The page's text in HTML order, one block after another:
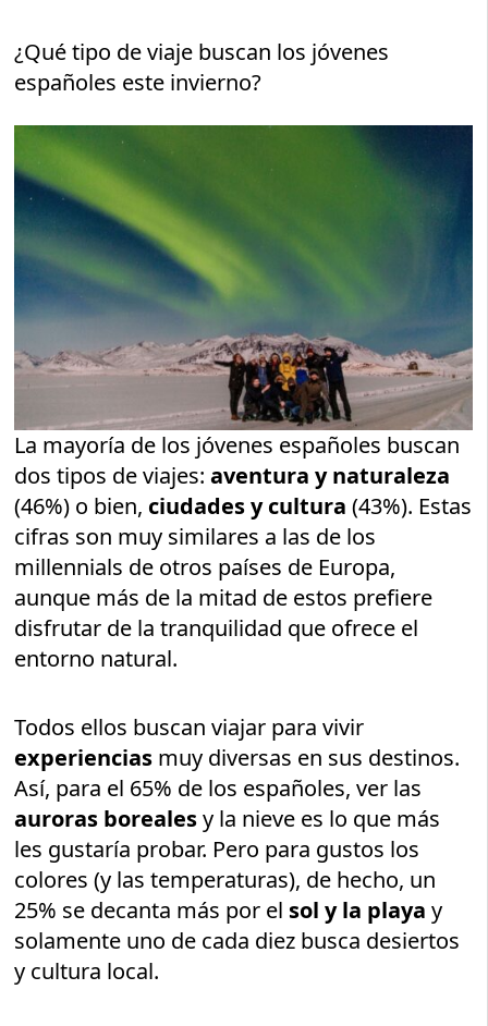
¿Qué tipo de viaje buscan los jóvenes
españoles este invierno?
La mayoría de los jóvenes españoles buscan
dos tipos de viajes:aventura y naturaleza
(46%) o bien, ciudades y cultura (43%). Estas
cifras son muy similares a las de los
millennials de otros países de Europa,
aunque más de la mitad de estos prefiere
disfrutar de la tranquilidad que ofrece el
entorno natural.
Todos ellos buscan viajar para vivir
experiencias muy diversas en sus destinos.
Así, para el 65% de los españoles, ver las
auroras borealesy la nieve es lo que más
les gustaría probar. Pero para gustos los
colores (y las temperaturas), de hecho, un
25% se decanta más por el sol y la playay
solamente uno de cada diez busca desiertos
y cultura local.